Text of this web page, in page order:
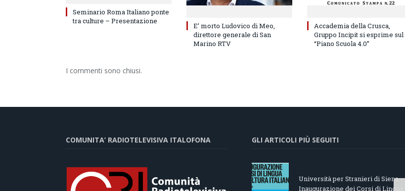
Seminario Roma Italiano ponte
tra culture – Presentazione
E’ morto Ludovico di Meo,
direttore generale di San
Marino RTV
Accademia della Crusca,
Gruppo Incipit si esprime sul
“Piano Scuola 4.0”
I commenti sono chiusi.
COMUNITA’ RADIOTELEVISIVA ITALOFONA GLI ARTICOLI PIÙ SEGUITI
Università per Stranieri di Siena –
Inaugurazione dei Corsi di Lingua e